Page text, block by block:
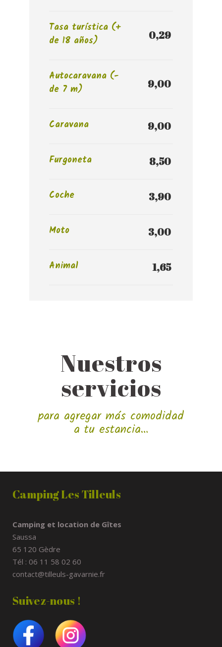
Tasa turística (+
de 18 años)
0,29 
Autocaravana (-
de 7 m)
9,00 
Caravana 9,00 
Furgoneta 8,50 
Coche 3,90 
Moto 3,00 
Animal 1,65 
Nuestros
servicios
para agregar más comodidad
a tu estancia…
Camping Les Tilleuls
Camping et location de Gîtes
Saussa
65 120 Gèdre
Tél : 06 11 58 02 60
contact@tilleuls-gavarnie.fr
Suivez-nous !